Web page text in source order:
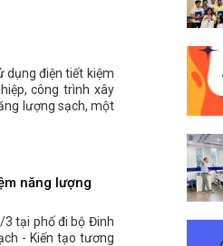
dụng điện tiết kiệm
công trình xây
lượng sạch, một
năng lượng
3 tại phố đi bộ Đinh
- Kiến tạo tương